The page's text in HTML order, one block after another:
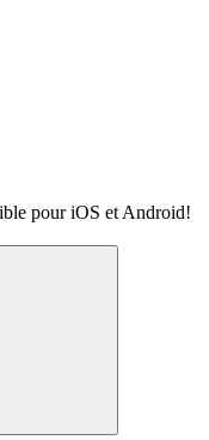
pour iOS et Android!